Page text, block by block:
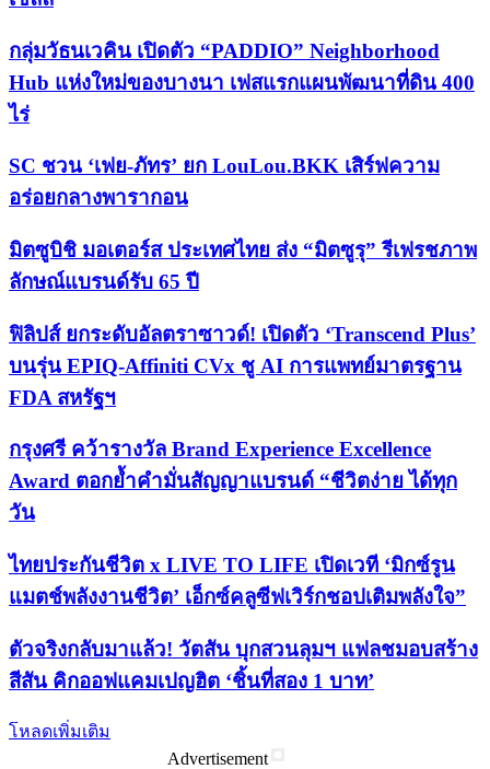
กลุ่มวัธนเวคิน เปิดตัว “PADDIO” Neighborhood
Hub แห่งใหม่ของบางนา เฟสแรกแผนพัฒนาที่ดิน 400
ไร่
SC ชวน ‘เฟย-ภัทร’ ยก LouLou.BKK เสิร์ฟความ
อร่อยกลางพารากอน
มิตซูบิชิ มอเตอร์ส ประเทศไทย ส่ง “มิตซูรุ” รีเฟรชภาพ
ลักษณ์แบรนด์รับ 65 ปี
ฟิลิปส์ ยกระดับอัลตราซาวด์! เปิดตัว ‘Transcend Plus’
บนรุ่น EPIQ-Affiniti CVx ชู AI การแพทย์มาตรฐาน
FDA สหรัฐฯ
กรุงศรี คว้ารางวัล Brand Experience Excellence
Award ตอกย้ำคำมั่นสัญญาแบรนด์ “ชีวิตง่าย ได้ทุก
วัน
ไทยประกันชีวิต x LIVE TO LIFE เปิดเวที ‘มิกซ์รูน
แมตช์พลังงานชีวิต’ เอ็กซ์คลูซีฟเวิร์กชอปเติมพลังใจ”
ตัวจริงกลับมาแล้ว! วัตสัน บุกสวนลุมฯ แฟลชมอบสร้าง
สีสัน คิกออฟแคมเปญฮิต ‘ชิ้นที่สอง 1 บาท’
โหลดเพิ่มเติม
Advertisement